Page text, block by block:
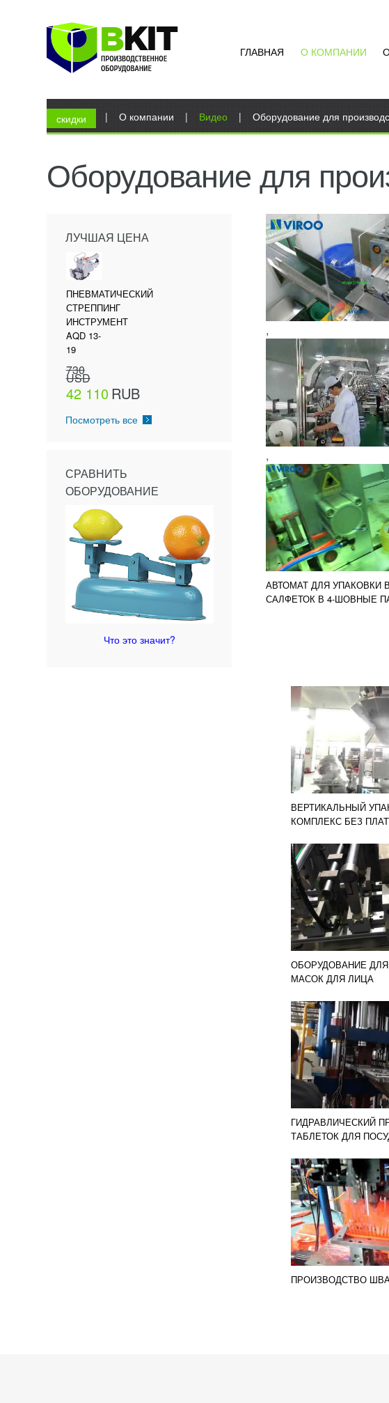
ГЛАВНАЯ О КОМПАНИИ
Вы здесь
Главная | О компании | Видео | Оборудование для
Оборудование для
,
,
АВТОМАТ ДЛЯ УПАКОВКИ
САЛФЕТОК В 4-ШОВНЫЕ
ВЕРТИКАЛЬНЫЙ
КОМПЛЕКС БЕЗ
ОБОРУДОВАНИЕ
МАСОК ДЛЯ ЛИЦА
ГИДРАВЛИЧЕСКИЙ
ТАБЛЕТОК ДЛЯ
ПРОИЗВОДСТВО
ЛУЧШАЯ ЦЕНА
скидки
ПНЕВМАТИЧЕСКИЙ
СТРЕППИНГ
ИНСТРУМЕНТ
AQD 13-
19
730
USD
42 110RUB
Посмотреть все
СРАВНИТЬ
ОБОРУДОВАНИЕ
Что это значит?